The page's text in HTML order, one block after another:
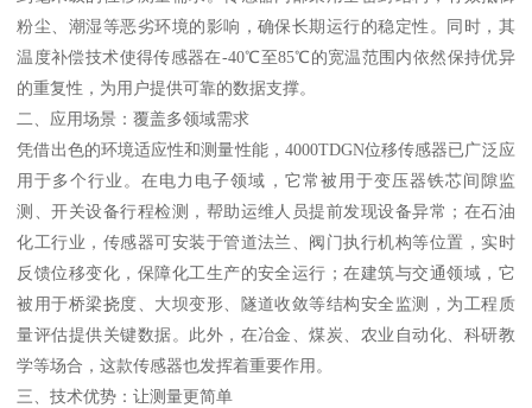
粉尘、潮湿等恶劣环境的影响，确保长期运行的稳定性。同时，其
温度补偿技术使得传感器在-40℃至85℃的宽温范围内依然保持优异
的重复性，为用户提供可靠的数据支撑。
二、应用场景：覆盖多领域需求
凭借出色的环境适应性和测量性能，4000TDGN位移传感器已广泛应
用于多个行业。在电力电子领域，它常被用于变压器铁芯间隙监
测、开关设备行程检测，帮助运维人员提前发现设备异常；在石油
化工行业，传感器可安装于管道法兰、阀门执行机构等位置，实时
反馈位移变化，保障化工生产的安全运行；在建筑与交通领域，它
被用于桥梁挠度、大坝变形、隧道收敛等结构安全监测，为工程质
量评估提供关键数据。此外，在冶金、煤炭、农业自动化、科研教
学等场合，这款传感器也发挥着重要作用。
三、技术优势：让测量更简单